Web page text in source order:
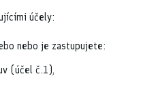
účely:
nebo je zastupujete:
(účel č.1),